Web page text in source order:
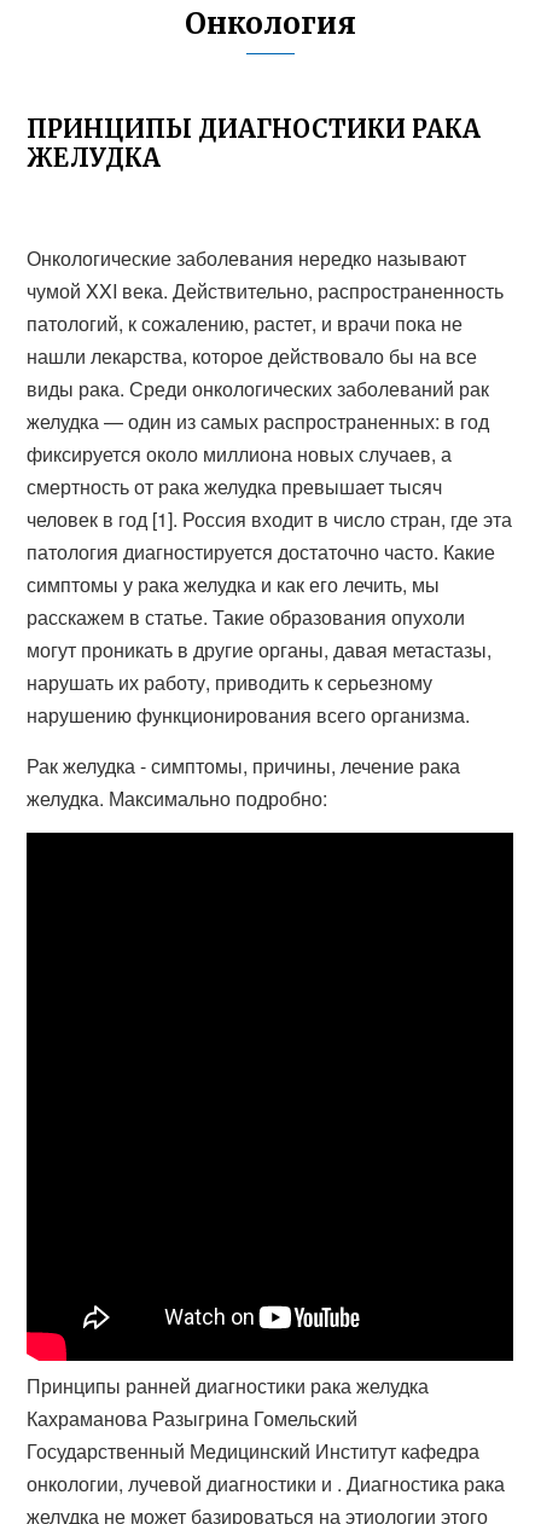
Онкология
ПРИНЦИПЫ ДИАГНОСТИКИ РАКА
ЖЕЛУДКА
Онкологические заболевания нередко называют
чумой XXI века. Действительно, распространенность
патологий, к сожалению, растет, и врачи пока не
нашли лекарства, которое действовало бы на все
виды рака. Среди онкологических заболеваний рак
желудка — один из самых распространенных: в год
фиксируется около миллиона новых случаев, а
смертность от рака желудка превышает тысяч
человек в год [1]. Россия входит в число стран, где эта
патология диагностируется достаточно часто. Какие
симптомы у рака желудка и как его лечить, мы
расскажем в статье. Такие образования опухоли
могут проникать в другие органы, давая метастазы,
нарушать их работу, приводить к серьезному
нарушению функционирования всего организма.
Рак желудка - симптомы, причины, лечение рака
желудка. Максимально подробно:
Принципы ранней диагностики рака желудка
Кахраманова Разыгрина Гомельский
Государственный Медицинский Институт кафедра
онкологии, лучевой диагностики и . Диагностика рака
желудка не может базироваться на этиологии этого